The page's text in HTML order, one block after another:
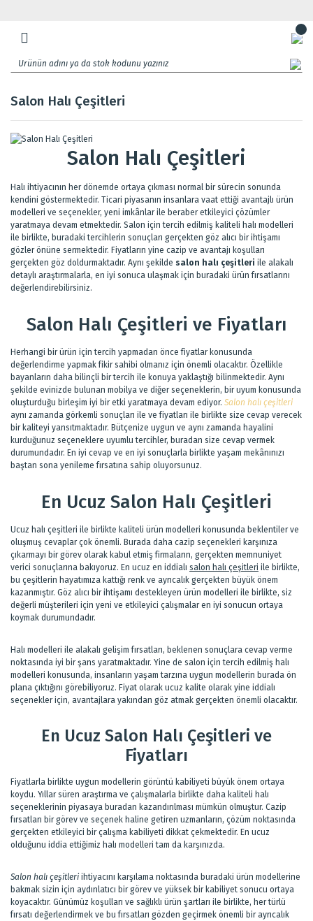
Salon Halı Çeşitleri
Salon Halı Çeşitleri
Halı ihtiyacının her dönemde ortaya çıkması normal bir sürecin sonunda
kendini göstermektedir. Ticari piyasanın insanlara vaat ettiği avantajlı ürün
modelleri ve seçenekler, yeni imkânlar ile beraber etkileyici çözümler
yaratmaya devam etmektedir. Salon için tercih edilmiş kaliteli halı modelleri
ile birlikte, buradaki tercihlerin sonuçları gerçekten göz alıcı bir ihtişamı
gözler önüne sermektedir. Fiyatların yine cazip ve avantajı koşulları
gerçekten göz doldurmaktadır. Aynı şekilde salon halı çeşitleri ile alakalı
detaylı araştırmalarla, en iyi sonuca ulaşmak için buradaki ürün fırsatlarını
değerlendirebilirsiniz.
Salon Halı Çeşitleri ve Fiyatları
Herhangi bir ürün için tercih yapmadan önce fiyatlar konusunda
değerlendirme yapmak fikir sahibi olmanız için önemli olacaktır. Özellikle
bayanların daha bilinçli bir tercih ile konuya yaklaştığı bilinmektedir. Aynı
şekilde evinizde bulunan mobilya ve diğer seçeneklerin, bir uyum konusunda
oluşturduğu birleşim iyi bir etki yaratmaya devam ediyor. Salon halı çeşitleri
aynı zamanda görkemli sonuçları ile ve fiyatları ile birlikte size cevap verecek
bir kaliteyi yansıtmaktadır. Bütçenize uygun ve aynı zamanda hayalini
kurduğunuz seçeneklere uyumlu tercihler, buradan size cevap vermek
durumundadır. En iyi cevap ve en iyi sonuçlarla birlikte yaşam mekânınızı
baştan sona yenileme fırsatına sahip oluyorsunuz.
En Ucuz Salon Halı Çeşitleri
Ucuz halı çeşitleri ile birlikte kaliteli ürün modelleri konusunda beklentiler ve
oluşmuş cevaplar çok önemli. Burada daha cazip seçenekleri karşınıza
çıkarmayı bir görev olarak kabul etmiş firmaların, gerçekten memnuniyet
verici sonuçlarına bakıyoruz. En ucuz en iddialı salon halı çeşitleri ile birlikte,
bu çeşitlerin hayatımıza kattığı renk ve ayrıcalık gerçekten büyük önem
kazanmıştır. Göz alıcı bir ihtişamı destekleyen ürün modelleri ile birlikte, siz
değerli müşterileri için yeni ve etkileyici çalışmalar en iyi sonucun ortaya
koymak durumundadır.
Halı modelleri ile alakalı gelişim fırsatları, beklenen sonuçlara cevap verme
noktasında iyi bir şans yaratmaktadır. Yine de salon için tercih edilmiş halı
modelleri konusunda, insanların yaşam tarzına uygun modellerin burada ön
plana çıktığını görebiliyoruz. Fiyat olarak ucuz kalite olarak yine iddialı
seçenekler için, avantajlara yakından göz atmak gerçekten önemli olacaktır.
En Ucuz Salon Halı Çeşitleri ve
Fiyatları
Fiyatlarla birlikte uygun modellerin görüntü kabiliyeti büyük önem ortaya
koydu. Yıllar süren araştırma ve çalışmalarla birlikte daha kaliteli halı
seçeneklerinin piyasaya buradan kazandırılması mümkün olmuştur. Cazip
fırsatları bir görev ve seçenek haline getiren uzmanların, çözüm noktasında
gerçekten etkileyici bir çalışma kabiliyeti dikkat çekmektedir. En ucuz
olduğunu iddia ettiğimiz halı modelleri tam da karşınızda.
Salon halı çeşitleri ihtiyacını karşılama noktasında buradaki ürün modellerine
bakmak sizin için aydınlatıcı bir görev ve yüksek bir kabiliyet sonucu ortaya
koyacaktır. Günümüz koşulları ve sağlıklı ürün şartları ile birlikte, her türlü
fırsatı değerlendirmek ve bu fırsatları gözden geçirmek önemli bir ayrıcalık